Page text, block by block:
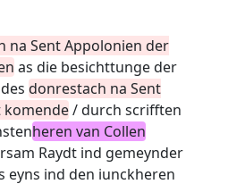
na Sent Appolonien der
as die besichttunge der
desdonrestach na Sent
komende/ durch scrifften
heren van Collen
Raydt ind gemeynder
eyns ind den iunckheren